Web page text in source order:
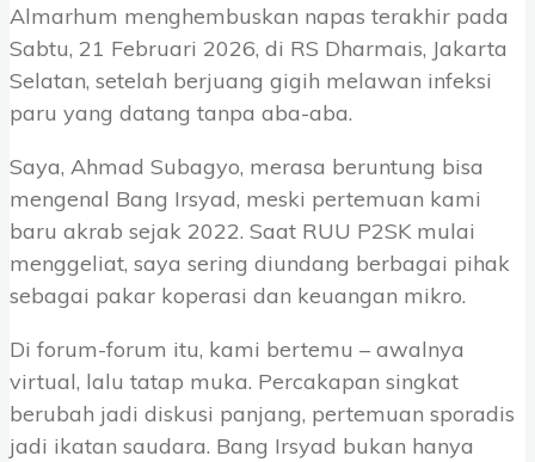
Almarhum menghembuskan napas terakhir pada
Sabtu, 21 Februari 2026, di RS Dharmais, Jakarta
Selatan, setelah berjuang gigih melawan infeksi
paru yang datang tanpa aba-aba.
Saya, Ahmad Subagyo, merasa beruntung bisa
mengenal Bang Irsyad, meski pertemuan kami
baru akrab sejak 2022. Saat RUU P2SK mulai
menggeliat, saya sering diundang berbagai pihak
sebagai pakar koperasi dan keuangan mikro.
Di forum-forum itu, kami bertemu – awalnya
virtual, lalu tatap muka. Percakapan singkat
berubah jadi diskusi panjang, pertemuan sporadis
jadi ikatan saudara. Bang Irsyad bukan hanya